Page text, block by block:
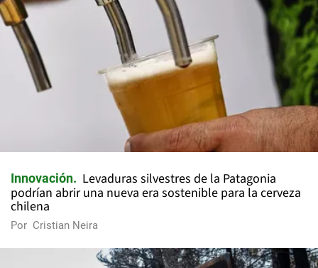
Innovación
Levaduras silvestres de la Patagonia
podrían abrir una nueva era sostenible para la cerveza
chilena
Por Cristian Neira